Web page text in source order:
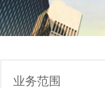
业务范围